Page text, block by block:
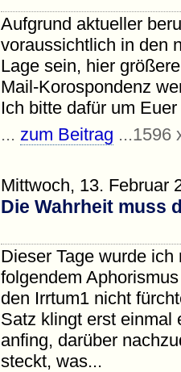
Aufgrund aktueller
voraussichtlich in den
Lage sein, hier
Mail-Korospondenz
Ich bitte dafür um
... zum Beitrag ...1596
Mittwoch, 13. Februar
Die Wahrheit muss
Dieser Tage wurde
folgendem
den Irrtum1 nicht
Satz klingt erst einmal
anfing, darüber
steckt, was...